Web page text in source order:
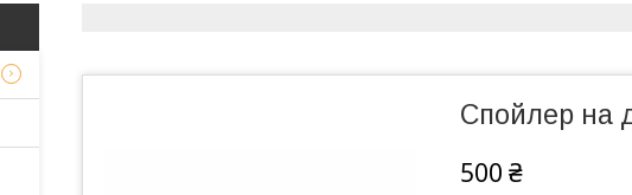
Спойлер на
500 ₴